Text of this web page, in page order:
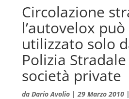
Circolazione
l’autovelox
utilizzato solo
Polizia
società private
da Dario Avolio|29 Marzo 2010|